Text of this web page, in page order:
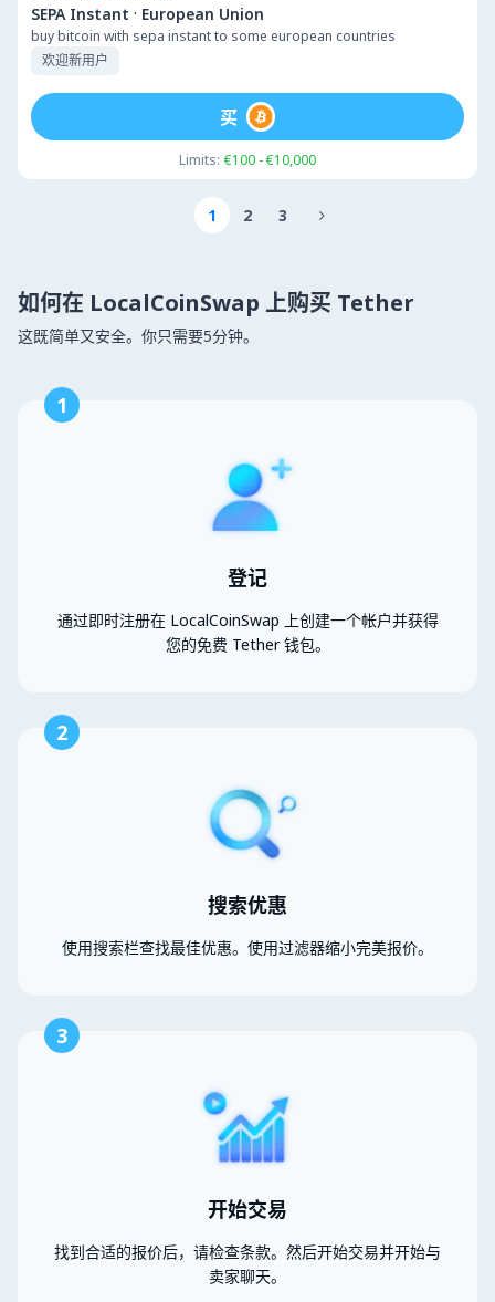
SEPA Instant · European Union
buy bitcoin with sepa instant to some european countries
欢迎新用户
Limits: €100 - €10,000
买
1 2 3 
如何在 LocalCoinSwap 上购买 Tether
这既简单又安全。你只需要5分钟。
1
登记
通过即时注册在 LocalCoinSwap 上创建一个帐户并获得
您的免费 Tether 钱包。
2
搜索优惠
使用搜索栏查找最佳优惠。使用过滤器缩小完美报价。
3
开始交易
找到合适的报价后，请检查条款。然后开始交易并开始与
卖家聊天。